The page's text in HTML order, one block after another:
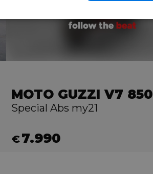
MOTO GUZZI V7 850
Special Abs my21
€7.990